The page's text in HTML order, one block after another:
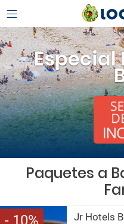
Especial
Paquetes a
10
Jr Hotels